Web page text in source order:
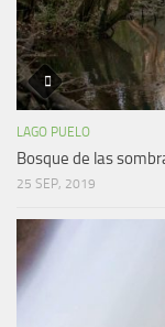
LAGO PUELO
Bosque de las
25 SEP, 2019